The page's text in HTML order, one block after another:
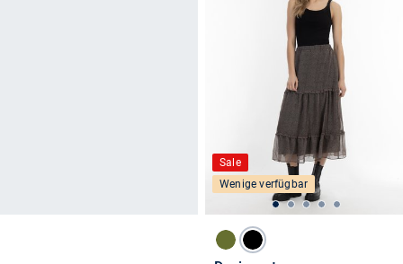
Sale
Wenige verfügbar